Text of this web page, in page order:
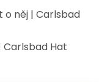
o něj | Carlsbad
Carlsbad Hat